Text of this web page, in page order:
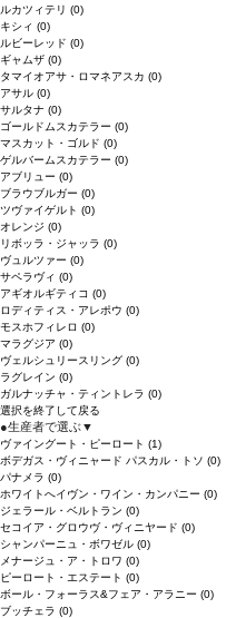
ルカツィテリ (0)
キシィ (0)
ルビーレッド (0)
ギャムザ (0)
タマイオアサ・ロマネアスカ (0)
アサル (0)
サルタナ (0)
ゴールドムスカテラー (0)
マスカット・ゴルド (0)
ゲルバームスカテラー (0)
アブリュー (0)
ブラウブルガー (0)
ツヴァイゲルト (0)
オレンジ (0)
リボッラ・ジャッラ (0)
ヴュルツァー (0)
サペラヴィ (0)
アギオルギティコ (0)
ロディティス・アレポウ (0)
モスホフィレロ (0)
マラグジア (0)
ヴェルシュリースリング (0)
ラグレイン (0)
ガルナッチャ・ティントレラ (0)
選択を終了して戻る
●生産者で選ぶ▼
ヴァイングート・ピーロート (1)
ボデガス・ヴィニャード パスカル・トソ (0)
パナメラ (0)
ホワイトへイヴン・ワイン・カンパニー (0)
ジェラール・ベルトラン (0)
セコイア・グロウヴ・ヴィニヤード (0)
シャンパーニュ・ボワゼル (0)
メナージュ・ア・トロワ (0)
ピーロート・エステート (0)
ボール・フォーラス&フェア・アラニー (0)
ブッチェラ (0)